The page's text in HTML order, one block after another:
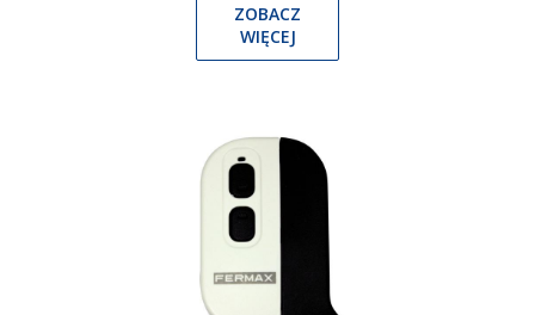
ZOBACZ
WIĘCEJ